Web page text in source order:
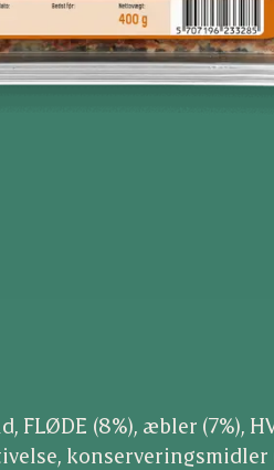
(8%), æbler (7%),
konserveringsmidler